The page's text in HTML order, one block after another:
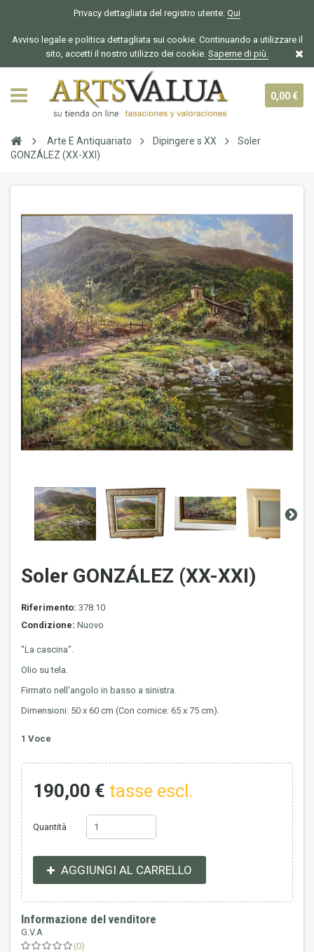
Privacy dettagliata del registro utente: Qui
Avviso legale e politica dettagliata sui cookie. Continuando a utilizzare il
sito, accetti il nostro utilizzo dei cookie. Saperne di più.
0,00 €
Arte E Antiquariato Dipingere s XX
Soler
GONZÁLEZ (XX-XXI)
Soler GONZÁLEZ (XX-XXI)
Riferimento: 378.10
Condizione: Nuovo
"La cascina".
Olio su tela.
Firmato nell'angolo in basso a sinistra.
Dimensioni: 50 x 60 cm (Con cornice: 65 x 75 cm).
1 Voce
190,00 € tasse escl.
Quantità
AGGIUNGI AL CARRELLO
Informazione del venditore
G.V.A
(0)